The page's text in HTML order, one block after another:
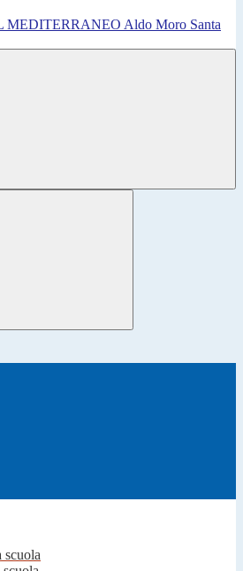
scuola